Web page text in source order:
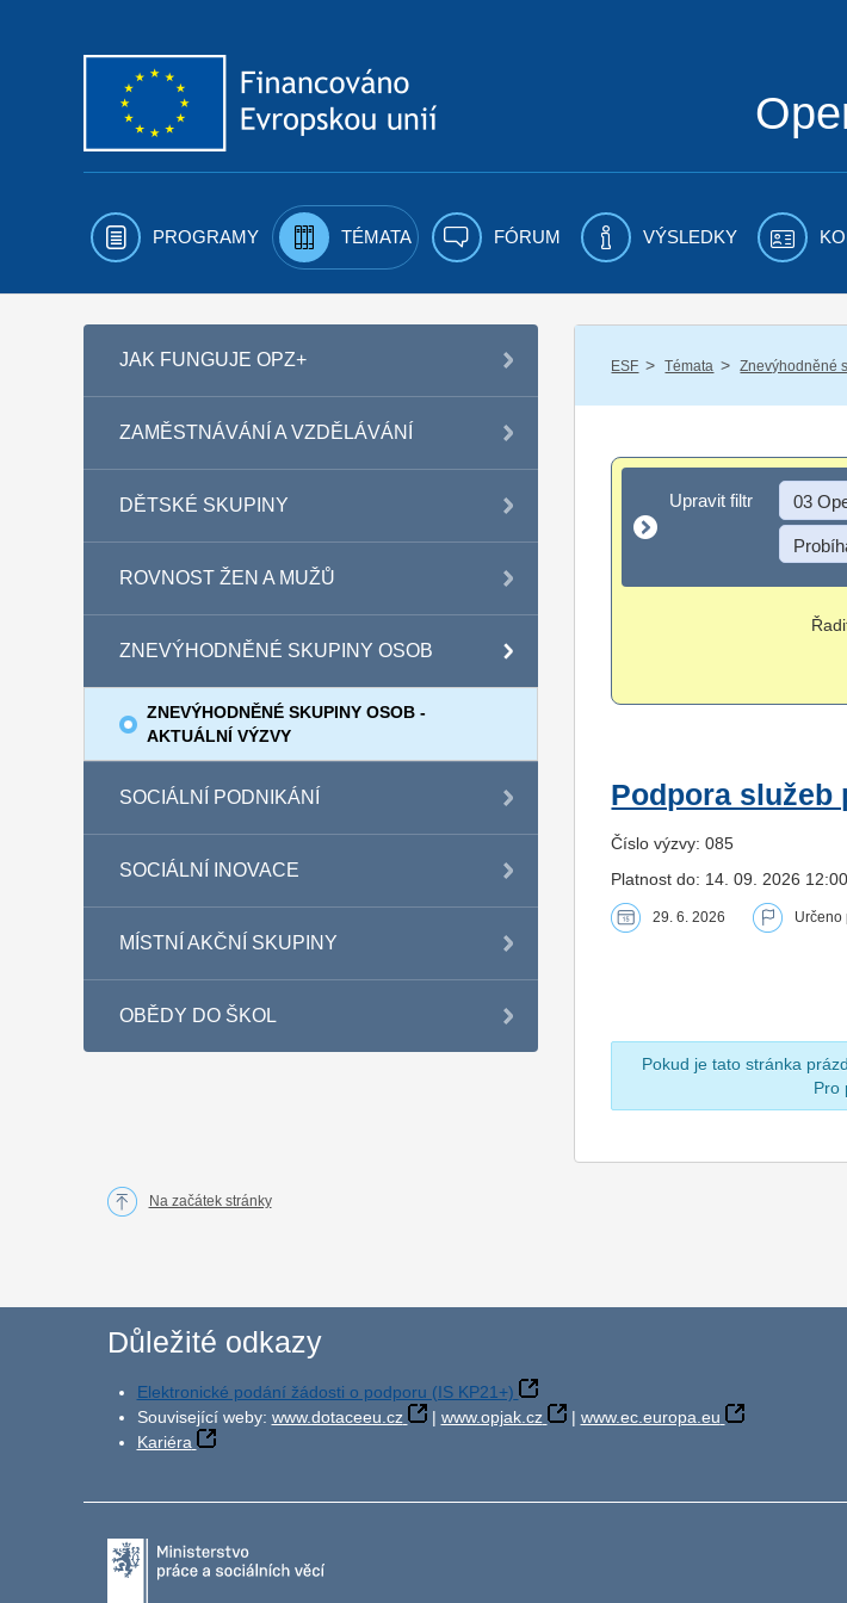
PROGRAMY TÉMATA FÓRUM VÝSLEDKY
JAK FUNGUJE OPZ+
ZAMĚSTNÁVÁNÍ A VZDĚLÁVÁNÍ
DĚTSKÉ SKUPINY
ROVNOST ŽEN A MUŽŮ
ZNEVÝHODNĚNÉ SKUPINY OSOB
ZNEVÝHODNĚNÉ SKUPINY OSOB -
AKTUÁLNÍ VÝZVY
SOCIÁLNÍ PODNIKÁNÍ
SOCIÁLNÍ INOVACE
MÍSTNÍ AKČNÍ SKUPINY
OBĚDY DO ŠKOL
ESF / Témata / Znevýhodněné
Upravit filtr
Upravit filtr 03
Podpora služeb
Číslo výzvy: 085
Platnost do: 14. 09. 2026 12:00
29. 6. 2026
Pokud je tato stránka
Pro
Na začátek stránky
Důležité odkazy
Elektronické podání žádosti o podporu (IS KP21+)
Související weby: www.dotaceeu.cz | www.opjak.cz | www.ec.europa.eu
Kariéra